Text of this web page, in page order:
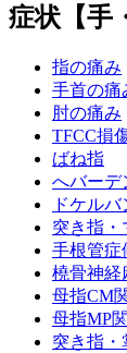
症状【手
指の痛み
手首の痛
肘の痛み
TFCC損
ばね指
へバーデ
ドケル
突き指・
手根管症
橈骨神経
母指CM
母指MP
突き指・